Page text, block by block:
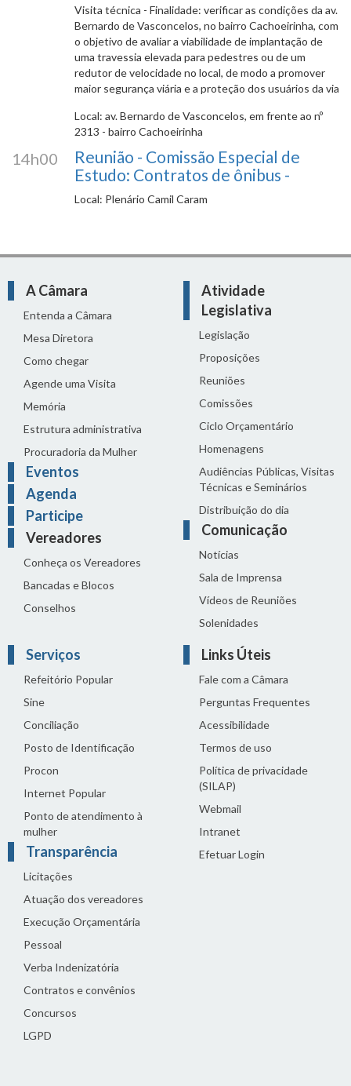
Visita técnica - Finalidade: verificar as condições da av.
Bernardo de Vasconcelos, no bairro Cachoeirinha, com
o objetivo de avaliar a viabilidade de implantação de
uma travessia elevada para pedestres ou de um
redutor de velocidade no local, de modo a promover
maior segurança viária e a proteção dos usuários da via
Local: av. Bernardo de Vasconcelos, em frente ao nº
2313 - bairro Cachoeirinha
14h00
Reunião - Comissão Especial de
Estudo: Contratos de ônibus -
Local: Plenário Camil Caram
A Câmara
Entenda a Câmara
Mesa Diretora
Como chegar
Agende uma Visita
Memória
Estrutura administrativa
Procuradoria da Mulher
Eventos
Agenda
Participe
Vereadores
Conheça os Vereadores
Bancadas e Blocos
Conselhos
Atividade
Legislativa
Legislação
Proposições
Reuniões
Comissões
Ciclo Orçamentário
Homenagens
Audiências Públicas, Visitas
Técnicas e Seminários
Distribuição do dia
Comunicação
Notícias
Sala de Imprensa
Vídeos de Reuniões
Solenidades
Serviços
Refeitório Popular
Sine
Conciliação
Posto de Identificação
Procon
Internet Popular
Ponto de atendimento à
mulher
Transparência
Licitações
Atuação dos vereadores
Execução Orçamentária
Pessoal
Verba Indenizatória
Contratos e convênios
Concursos
LGPD
Links Úteis
Fale com a Câmara
Perguntas Frequentes
Acessibilidade
Termos de uso
Política de privacidade
(SILAP)
Webmail
Intranet
Efetuar Login